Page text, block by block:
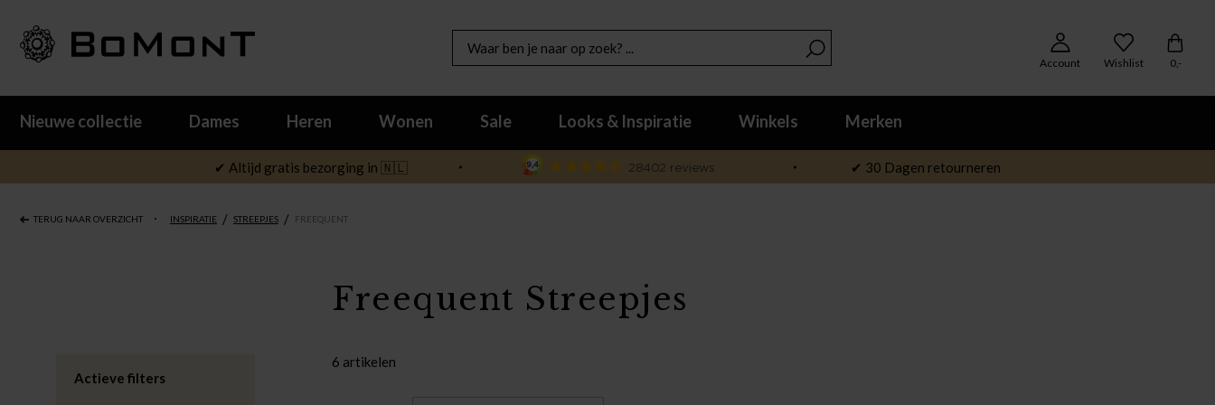
Account Wishlist 0,-
Nieuwe collectie Dames Heren Wonen Sale Looks & Inspiratie Winkels Merken
✔ Altijd gratis bezorging in 🇳🇱 ✔ 30 Dagen retourneren
TERUG NAAR OVERZICHT INSPIRATIE / STREEPJES / FREEQUENT
Actieve filters
Freequent Streepjes
6 artikelen